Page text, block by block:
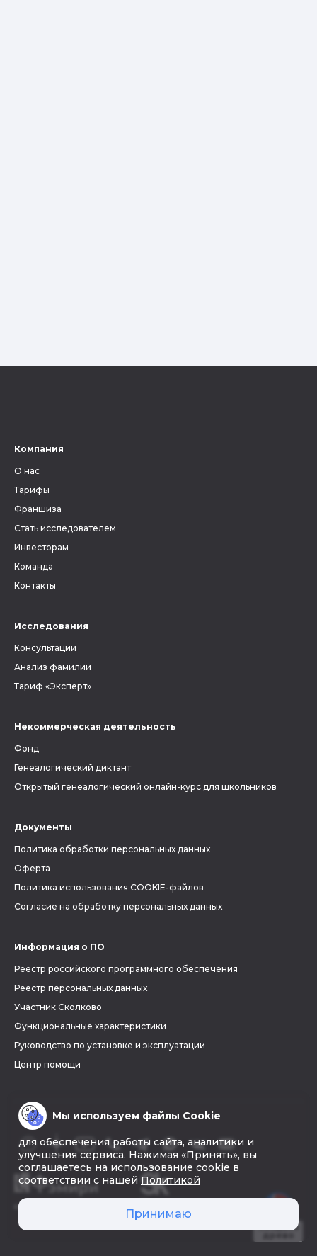
Компания
О нас
Тарифы
Франшиза
Стать исследователем
Инвесторам
Команда
Контакты
Исследования
Консультации
Анализ фамилии
Тариф «Эксперт»
Некоммерческая деятельность
Фонд
Генеалогический диктант
Открытый генеалогический онлайн-курс для школьников
Документы
Политика обработки персональных данных
Оферта
Политика использования COOKIE-файлов
Согласие на обработку персональных данных
Информация о ПО
Реестр российского программного обеспечения
Реестр персональных данных
Участник Сколково
Функциональные характеристики
Руководство по установке и эксплуатации
Центр помощи
© 2026 «Фэмири»
Мы используем файлы Cookie
для обеспечения работы сайта, аналитики и
улучшения сервиса. Нажимая «Принять», вы
соглашаетесь на использование cookie в
соответствии с нашей Политикой
Принимаю
Создать